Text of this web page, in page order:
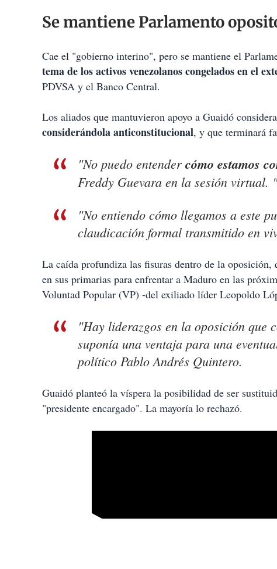
Se mantiene Parlamento
Cae el "gobierno interino", pero se mantiene el
tema de los activos venezolanos congelados en el
PDVSA y el Banco Central.
Los aliados que mantuvieron apoyo a Guaidó
considerándola anticonstitucional, y que terminará
"No puedo entender cómo estamos
Freddy Guevara en la sesión virtual.
"No entiendo cómo llegamos a este
claudicación formal transmitido en
La caída profundiza las fisuras dentro de la
en sus primarias para enfrentar a Maduro en las
Voluntad Popular (VP) -del exiliado líder Leopoldo
"Hay liderazgos en la oposición que
suponía una ventaja para una
político Pablo Andrés Quintero.
Guaidó planteó la víspera la posibilidad de ser
"presidente encargado". La mayoría lo rechazó.